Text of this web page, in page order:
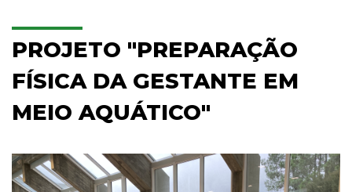
PROJETO "PREPARAÇÃO
FÍSICA DA GESTANTE EM
MEIO AQUÁTICO"